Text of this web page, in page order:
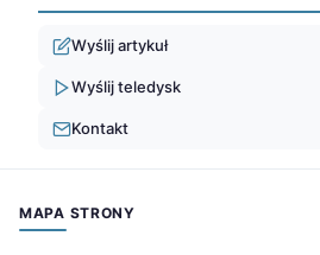
Wyślij artykuł
Wyślij teledysk
Kontakt
MAPA STRONY